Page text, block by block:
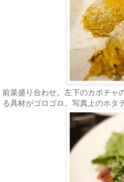
前菜盛り合わせ。左下のカボチャ
る具材がゴロゴロ。写真上のホタ